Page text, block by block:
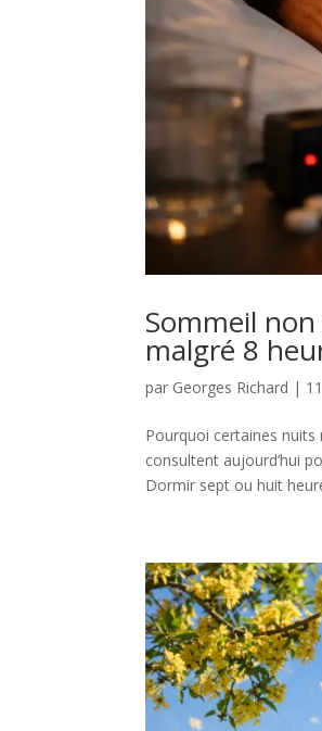
Sommeil
malgré 8
par Georges Richard |
Pourquoi certaines nuits
consultent aujourd’hui
Dormir sept ou huit